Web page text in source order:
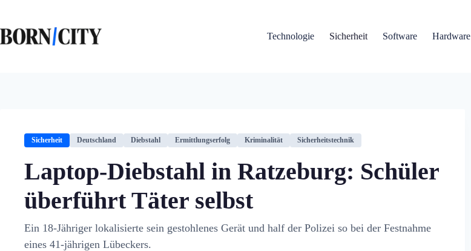
springen
Technologie
Sicherheit Software Hardware
Sicherheit Deutschland Diebstahl Ermittlungserfolg Kriminalität Sicherheitstechnik
Laptop-Diebstahl in Ratzeburg: Schüler
überführt Täter selbst
Ein 18-Jähriger lokalisierte sein gestohlenes Gerät und half der Polizei so bei der Festnahme
eines 41-jährigen Lübeckers.